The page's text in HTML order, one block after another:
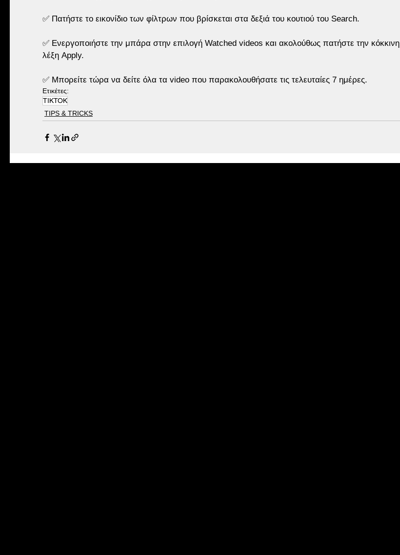
✅ Πατήστε το εικονίδιο των φίλτρων που βρίσκεται στα δεξιά του κουτιού του Search.
✅ Ενεργοποιήστε την μπάρα στην επιλογή Watched videos και ακολούθως πατήστε την κόκκινη
λέξη Apply.
✅ Μπορείτε τώρα να δείτε όλα τα video που παρακολουθήσατε τις τελευταίες 7 ημέρες.
Ετικέτες:
TIKTOK
TIPS & TRICKS